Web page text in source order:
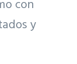
con
y